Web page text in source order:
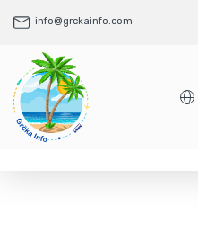
info@grckainfo.com